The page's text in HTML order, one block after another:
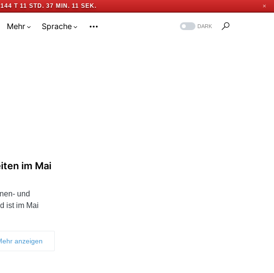
144 T 11 STD. 37 MIN. 10 SEK. ✕
Mehr Sprache DARK
im Mai
und
ist im Mai
anzeigen